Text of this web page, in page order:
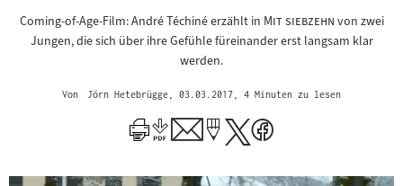
Coming-of-Age-Film: André Téchiné erzählt in "Mit siebzehn"von zwei
Jungen, die sich über ihre Gefühle füreinander erst langsam klar
werden.
Von Jörn Hetebrügge , 03.03.2017 , 4 Minuten zu lesen